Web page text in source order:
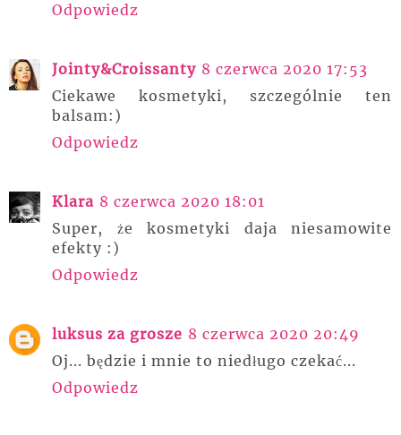
Odpowiedz
Jointy&Croissanty 8 czerwca 2020 17:53
Ciekawe kosmetyki, szczególnie ten
balsam:)
Odpowiedz
Klara 8 czerwca 2020 18:01
Super, że kosmetyki daja niesamowite
efekty :)
Odpowiedz
luksus za grosze 8 czerwca 2020 20:49
Oj... będzie i mnie to niedługo czekać...
Odpowiedz